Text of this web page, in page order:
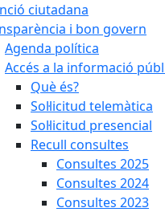
ciutadana
i bon govern
Agenda política
Accés a la informació
Què és?
Sol·licitud telemàtica
Sol·licitud presencial
Recull consultes
Consultes 2025
Consultes 2024
Consultes 2023